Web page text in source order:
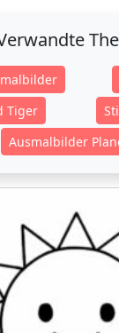
Tiger
Ausmalbilder